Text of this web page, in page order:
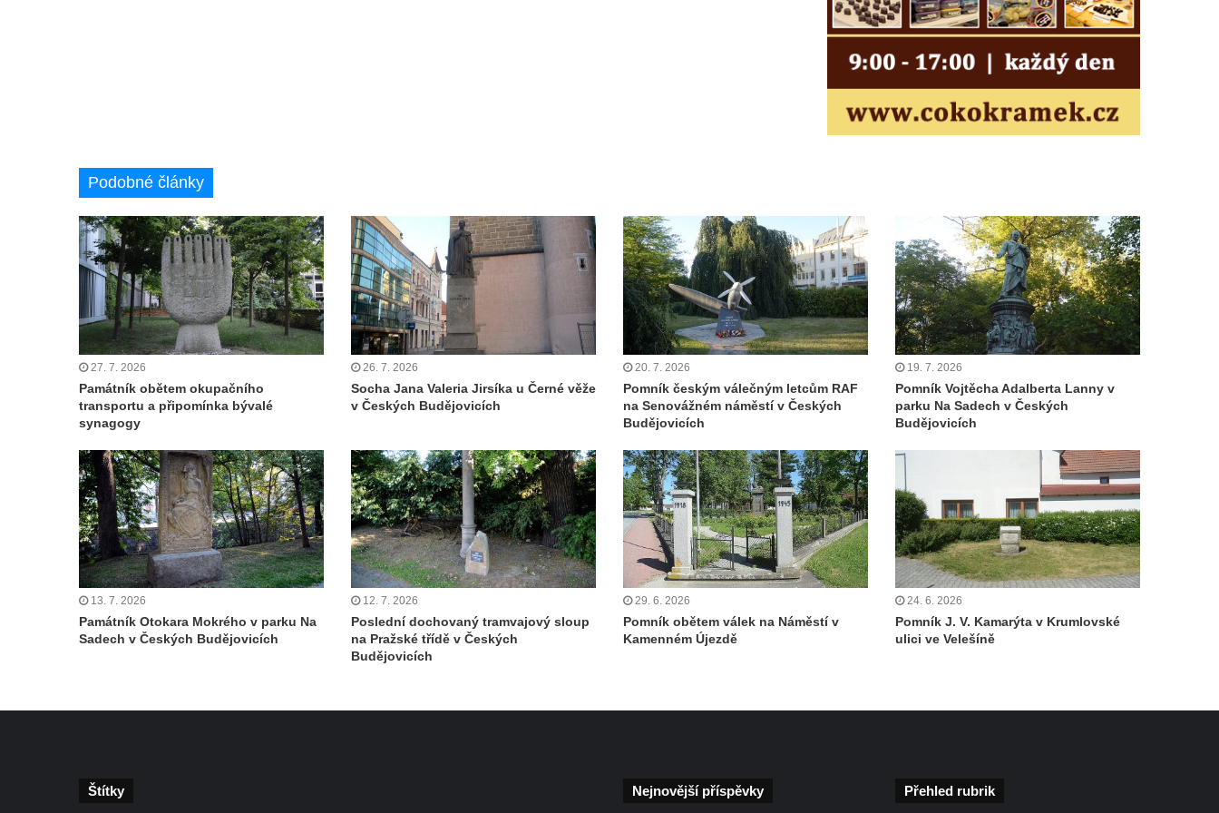
Socha Tornádo v parku na Senovážném
Sousoší Humanoidi na Lannově třídě v
Českých Budějovicích
Pomník Vojtěcha Adalberta Lanny v parku
Na Sadech v Českých Budějovicích
Pomník Přemysla Otakara II. v parku Na
Sadech v Českých Budějovicích
Socha Mateřství v parku Na Sadech v
Českých Budějovicích
Sadech v Českých Budějovicích
Poslední dochovaný tramvajový sloup na
Pražské třídě v Českých Budějovicích
Socha Civilizovaní na Husově třídě v
Českých Budějovicích
Socha svatého Jana Nepomuckého Na
Sadech u Mlýnské stoky v Českých
Budějovicích
Podobné články
27. 7. 2026
Památník obětem okupačního
transportu a připomínka bývalé
synagogy
26. 7. 2026
Socha Jana Valeria Jirsíka u Černé věže
v Českých Budějovicích
20. 7. 2026
Pomník českým válečným letcům RAF
na Senovážném náměstí v Českých
Budějovicích
19. 7. 2026
Pomník Vojtěcha Adalberta Lanny v
parku Na Sadech v Českých
Budějovicích
13. 7. 2026
Památník Otokara Mokrého v parku Na
Sadech v Českých Budějovicích
12. 7. 2026
Poslední dochovaný tramvajový sloup
na Pražské třídě v Českých
Budějovicích
29. 6. 2026
Pomník obětem válek na Náměstí v
Kamenném Újezdě
24. 6. 2026
Pomník J. V. Kamarýta v Krumlovské
ulici ve Velešíně
Štítky Nejnovější příspěvky Přehled rubrik